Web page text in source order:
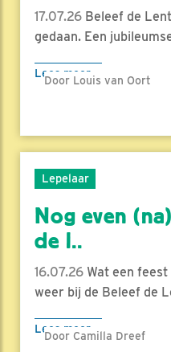
17.07.26 Beleef de
gedaan. Een
Lees meer
Door Louis van Oort
Lepelaar
Nog even
de l..
16.07.26 Wat een
weer bij de Beleef de
Lees meer
Door Camilla Dreef